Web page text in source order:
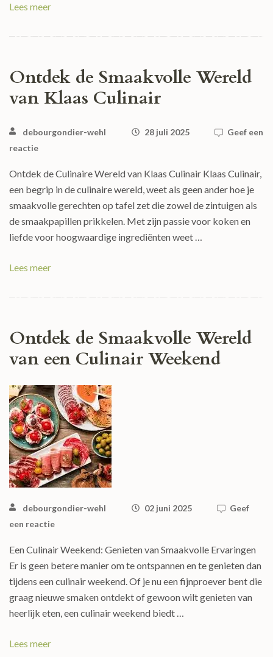
Lees meer
Ontdek de Smaakvolle Wereld
van Klaas Culinair
debourgondier-wehl 28 juli 2025
Geef een
reactie
Ontdek de Culinaire Wereld van Klaas Culinair Klaas Culinair,
een begrip in de culinaire wereld, weet als geen ander hoe je
smaakvolle gerechten op tafel zet die zowel de zintuigen als
de smaakpapillen prikkelen. Met zijn passie voor koken en
liefde voor hoogwaardige ingrediënten weet …
Lees meer
Ontdek de Smaakvolle Wereld
van een Culinair Weekend
debourgondier-wehl 02 juni 2025
Geef
een reactie
Een Culinair Weekend: Genieten van Smaakvolle Ervaringen
Er is geen betere manier om te ontspannen en te genieten dan
tijdens een culinair weekend. Of je nu een fijnproever bent die
graag nieuwe smaken ontdekt of gewoon wilt genieten van
heerlijk eten, een culinair weekend biedt …
Lees meer